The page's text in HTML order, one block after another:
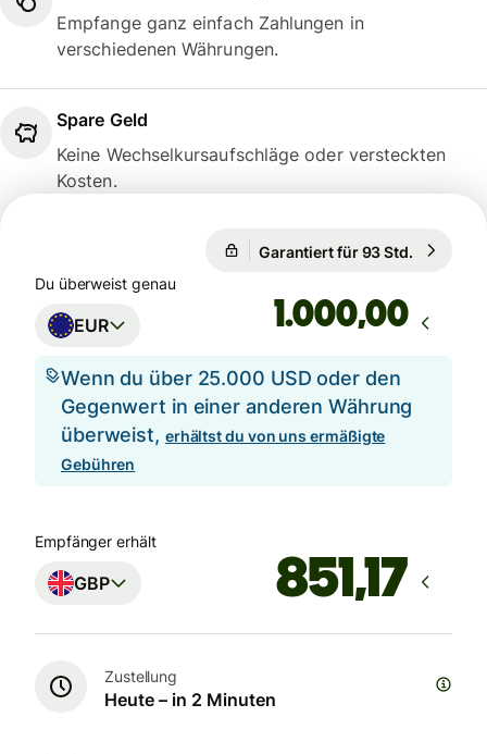
Empfange ganz einfach Zahlungen in
verschiedenen Währungen.
Spare Geld
Keine Wechselkursaufschläge oder versteckten
Kosten.
Garantiert für 93 Std.
Du überweist genau
EUR ,00
Wenn du über 25.000 USD oder den
Gegenwert in einer anderen Währung
überweist, erhältst du von uns ermäßigte
Gebühren
Empfänger erhält
GBP
Zustellung
Heute – in 2 Minuten